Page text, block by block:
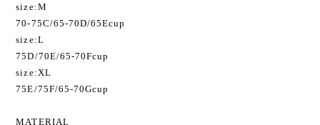
size:M
70-75C/65-70D/65Ecup
size:L
75D/70E/65-70Fcup
size:XL
75E/75F/65-70Gcup
MATERIAL